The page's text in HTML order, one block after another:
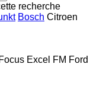
recherche
Bosch Citroen
Excel FM Ford